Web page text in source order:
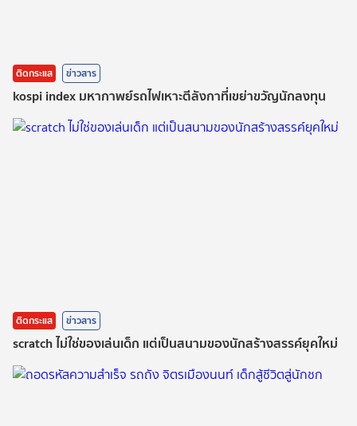
ติดกระแส ข่าวสาร
kospi index มหากาพย์รถไฟเหาะตีลังกาที่เขย่าขวัญนักลงทุน
ติดกระแส ข่าวสาร
scratch ไม่ใช่ของเล่นเด็ก แต่เป็นสนามของนักสร้างสรรค์ยุคใหม่